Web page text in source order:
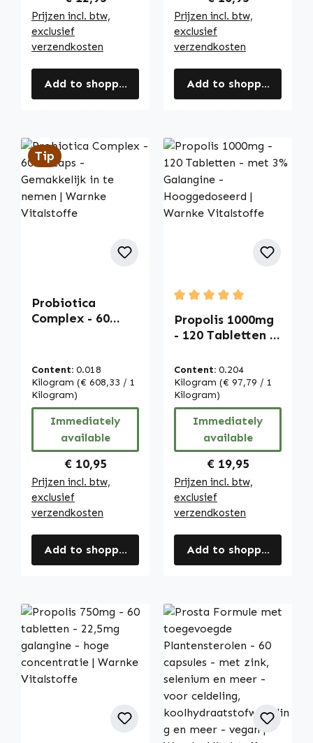
Prijzen incl. btw,
exclusief
verzendkosten
Add to shopping cart
Prijzen incl. btw,
exclusief
verzendkosten
Add to shopping cart
Tip
Probiotica
Complex - 60
nemen | Warnke
Vitalstoffe
Content: 0.018
Kilogram (€ 608,33 / 1
Kilogram)
Immediately
available
Regular price:
€ 10,95
Prijzen incl. btw,
exclusief
verzendkosten
Add to shopping cart
Average rating of 5 out
Propolis 1000mg
- 120 Tabletten -
Galangine -
Hooggedoseerd |
Warnke
Vitalstoffe
Content: 0.204
Kilogram (€ 97,79 / 1
Kilogram)
Immediately
available
Regular price:
€ 19,95
Prijzen incl. btw,
exclusief
verzendkosten
Add to shopping cart